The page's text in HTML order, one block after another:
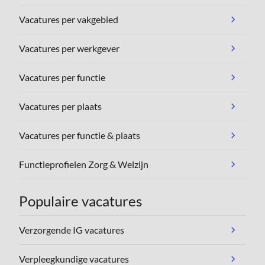
Vacatures per vakgebied
Vacatures per werkgever
Vacatures per functie
Vacatures per plaats
Vacatures per functie & plaats
Functieprofielen Zorg & Welzijn
Populaire vacatures
Verzorgende IG vacatures
Verpleegkundige vacatures